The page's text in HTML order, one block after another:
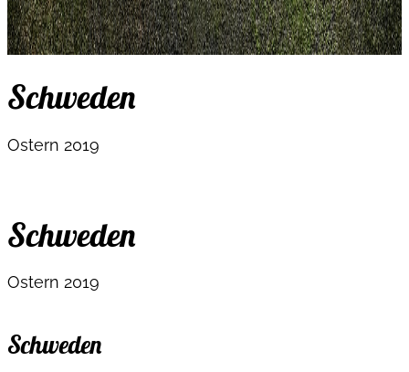
Schweden
Ostern 2019
Schweden
Ostern 2019
Schweden